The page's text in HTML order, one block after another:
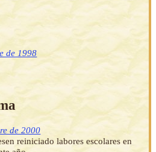
de 1998
de 2000
reiniciado labores escolares en